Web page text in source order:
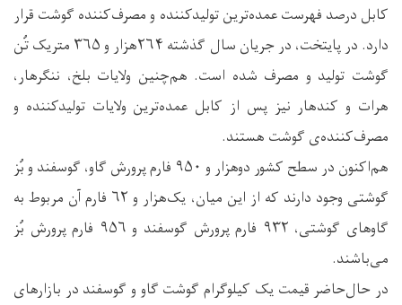
کابل درصد فهرست عمده‌ترین تولیدکننده و مصرف‌کننده گوشت قرار
دارد. در پایتخت، در جریان سال گذشته ۲۶۴هزار و ۳۶۵ متریک تُن
گوشت تولید و مصرف شده است. هم‌چنین ولایات بلخ، ننگرهار،
هرات و کندهار نیز پس از کابل عمده‌ترین ولایات تولیدکننده و
مصرف‌کننده‌ی گوشت هستند.
هم‌اکنون در سطح کشور دوهزار و ۹۵۰ فارم پرورش گاو، گوسفند و بُز
گوشتی وجود دارند که از این میان، یک‌هزار و ۶۲ فارم آن مربوط به
گاو‌های گوشتی، ۹۳۲ فارم پرورش گوسفند و ۹۵۶ فارم پرورش بُز
می‌باشند.
در حال‌حاضر قیمت یک کیلوگرام گوشت گاو و گوسفند در بازارهای